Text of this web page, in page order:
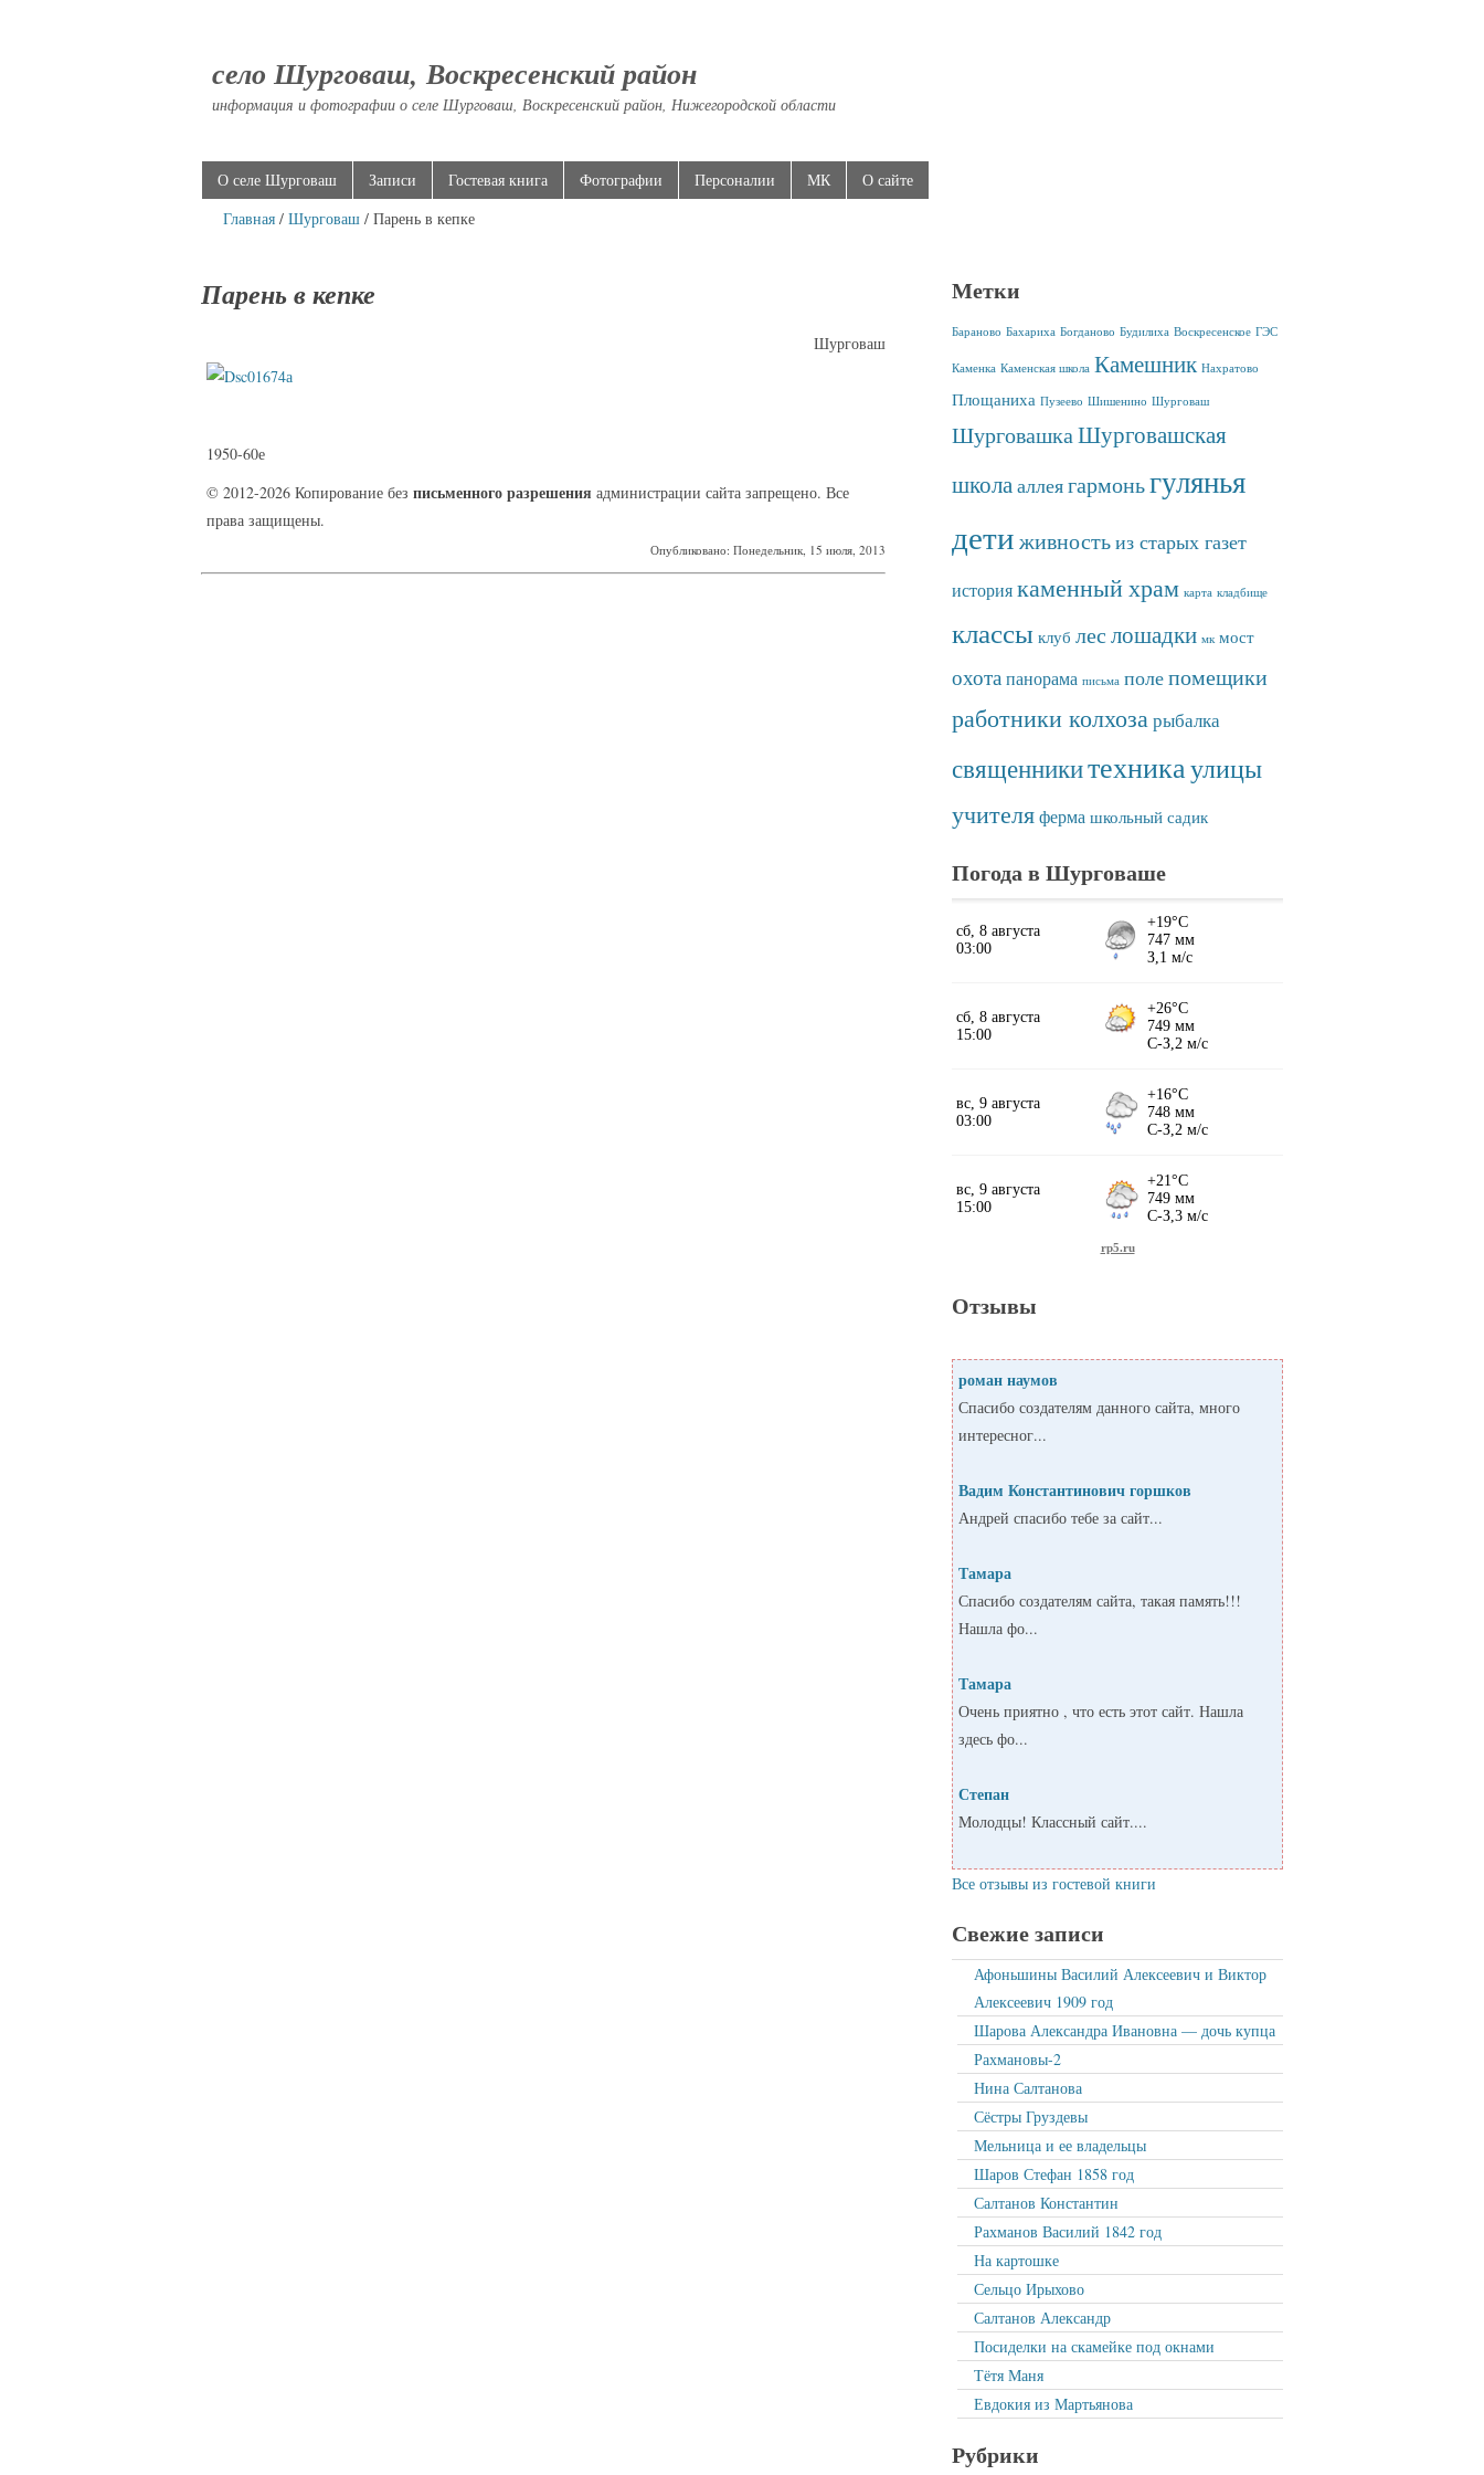
село Шурговаш, Воскресенский район
информация и фотографии о селе Шурговаш, Воскресенский район, Нижегородской области
О селе Шурговаш Записи Гостевая книга Фотографии Персоналии МК
О сайте
Главная / Шурговаш / Парень в кепке
Парень в кепке
Шурговаш
1950-60е
© 2012-2026 Копирование без письменного разрешения администрации сайта запрещено. Все
права защищены.
Опубликовано: Понедельник, 15 июля, 2013
Метки
Бараново Бахариха Богданово Будилиха Воскресенское ГЭС
Каменка Каменская школа Камешник Нахратово
Площаниха Пузеево Шишенино Шурговаш
ШурговашкаШурговашская
школа аллеягармоньгулянья
детиживностьиз старых газет
историякаменный храм карта кладбище
классы клуб леслошадки мк мост
охота панорама письма полепомещики
работники колхоза рыбалка
священникитехникаулицы
учителяферма школьный садик
Погода в Шурговаше
Отзывы
роман наумов
Спасибо создателям данного сайта, много
интересног...
Вадим Константинович горшков
Андрей спасибо тебе за сайт...
Тамара
Спасибо создателям сайта, такая память!!!
Нашла фо...
Тамара
Очень приятно , что есть этот сайт. Нашла
здесь фо...
Степан
Молодцы! Классный сайт....
Все отзывы из гостевой книги
Свежие записи
Афоньшины Василий Алексеевич и Виктор
Алексеевич 1909 год
Шарова Александра Ивановна — дочь купца
Рахмановы-2
Нина Салтанова
Сёстры Груздевы
Мельница и ее владельцы
Шаров Стефан 1858 год
Салтанов Константин
Рахманов Василий 1842 год
На картошке
Сельцо Ирыхово
Салтанов Александр
Посиделки на скамейке под окнами
Тётя Маня
Евдокия из Мартьянова
Рубрики